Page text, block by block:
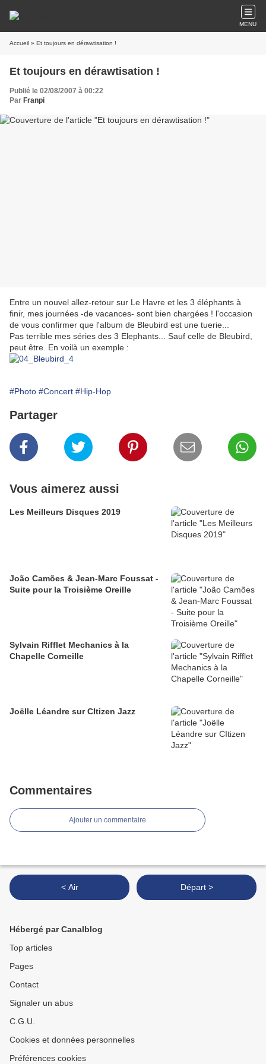
MENU
Accueil » Et toujours en dérawtisation !
Et toujours en dérawtisation !
Publié le 02/08/2007 à 00:22
Par Franpi
Entre un nouvel allez-retour sur Le Havre et les 3 éléphants à
finir, mes journées -de vacances- sont bien chargées ! l'occasion
de vous confirmer que l'album de Bleubird est une tuerie...
Pas terrible mes séries des 3 Elephants... Sauf celle de Bleubird,
peut être. En voilà un exemple :
#Photo #Concert #Hip-Hop
Partager
Vous aimerez aussi
Les Meilleurs Disques 2019
João Camões & Jean-Marc Foussat -
Suite pour la Troisième Oreille
Sylvain Rifflet Mechanics à la
Chapelle Corneille
Joëlle Léandre sur CItizen Jazz
Commentaires
Ajouter un commentaire
< Air Départ >
Hébergé par Canalblog
Top articles
Pages
Contact
Signaler un abus
C.G.U.
Cookies et données personnelles
Préférences cookies